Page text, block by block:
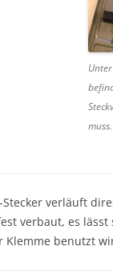
muss.
verläuft
verbaut, es
Klemme benutzt